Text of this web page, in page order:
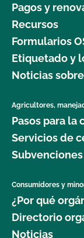
Pagos y
Recursos
Formularios
Etiquetado y
Noticias
Agricultores,
Pasos para la
Servicios de
Consumidores y
¿Por qué
Directorio
Noticias